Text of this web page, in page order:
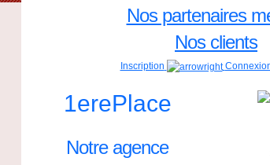
Nos partenaires
Nos clients
Inscription
1erePlace
Notre agence